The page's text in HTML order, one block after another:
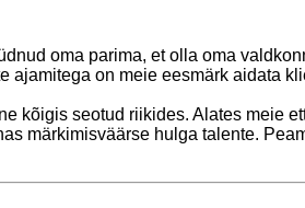
oma parima, et olla oma
ajamitega on meie eesmärk aidata
kõigis seotud riikides. Alates meie
märkimisväärse hulga talente.